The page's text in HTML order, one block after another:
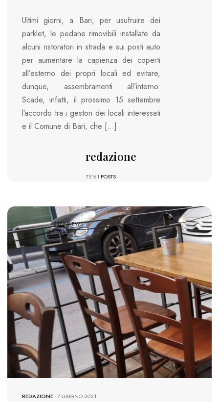
Ultimi giorni, a Bari, per usufruire dei
parklet, le pedane rimovibili installate da
alcuni ristoratori in strada e sui posti auto
per aumentare la capienza dei coperti
all’esterno dei propri locali ed evitare,
dunque, assembramenti all’interno.
Scade, infatti, il prossimo 15 settembre
l’accordo tra i gestori dei locali interessati
e il Comune di Bari, che […]
redazione
75161 POSTS
2172 VIEWS
REDAZIONE-7 GIUGNO 2021